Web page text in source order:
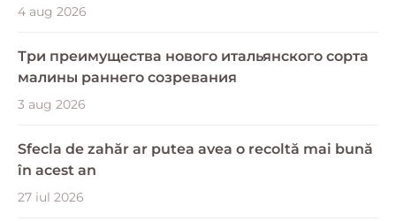
4 aug 2026
Три преимущества нового итальянского сорта
малины раннего созревания
3 aug 2026
Sfecla de zahăr ar putea avea o recoltă mai bună
în acest an
27 iul 2026